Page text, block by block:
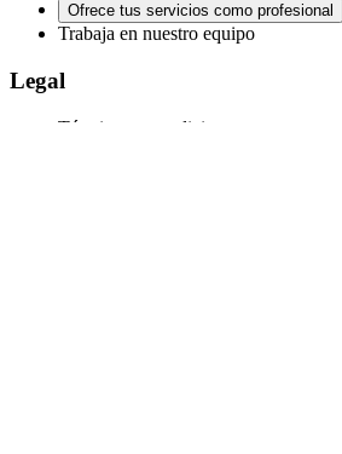
Ofrece tus servicios como profesional
Trabaja en nuestro equipo
Legal
Términos y condiciones